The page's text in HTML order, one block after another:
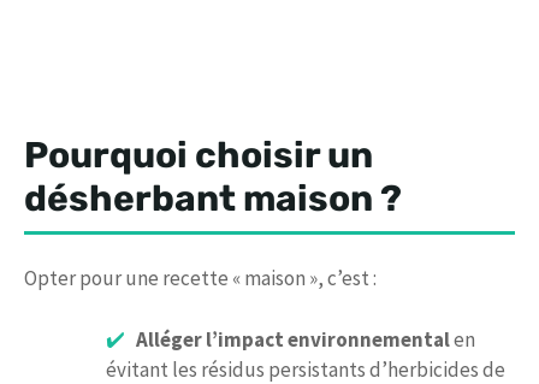
Pourquoi choisir un
désherbant maison ?
Opter pour une recette « maison », c’est :
Alléger l’impact environnementalen
évitant les résidus persistants d’herbicides de